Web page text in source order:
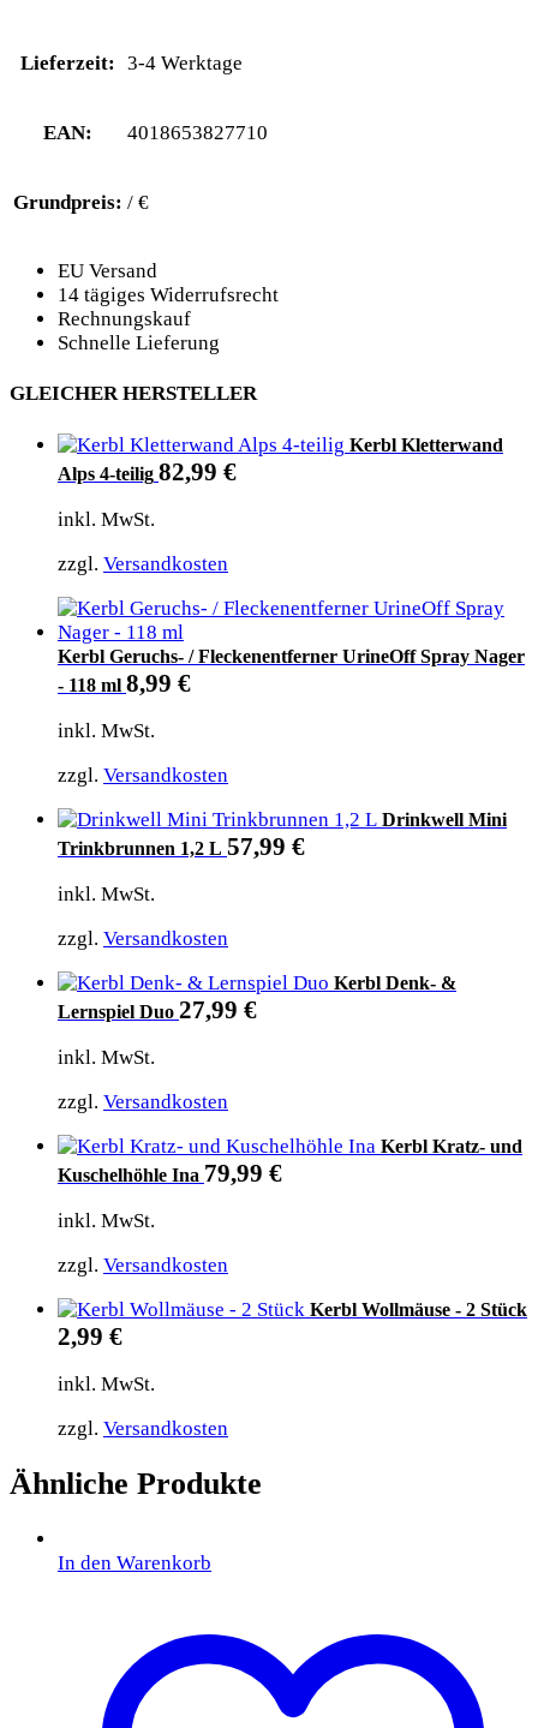
Lieferzeit: 3-4 Werktage
EAN: 4018653827710
Grundpreis: / €
EU Versand
14 tägiges Widerrufsrecht
Rechnungskauf
Schnelle Lieferung
GLEICHER HERSTELLER
Kerbl Kletterwand
Alps 4-teilig 82,99 €
inkl. MwSt.
zzgl. Versandkosten
Kerbl Geruchs- / Fleckenentferner UrineOff Spray Nager
- 118 ml 8,99 €
inkl. MwSt.
zzgl. Versandkosten
Drinkwell Mini
Trinkbrunnen 1,2 L 57,99 €
inkl. MwSt.
zzgl. Versandkosten
Kerbl Denk- &
Lernspiel Duo 27,99 €
inkl. MwSt.
zzgl. Versandkosten
Kerbl Kratz- und
Kuschelhöhle Ina 79,99 €
inkl. MwSt.
zzgl. Versandkosten
Kerbl Wollmäuse - 2 Stück
2,99 €
inkl. MwSt.
zzgl. Versandkosten
Ähnliche Produkte
In den Warenkorb